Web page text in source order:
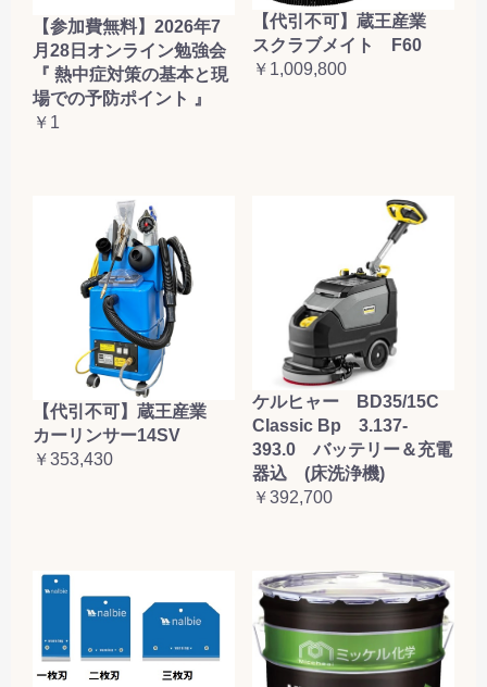
【参加費無料】2026年7
月28日オンライン勉強会
『 熱中症対策の基本と現
場での予防ポイント 』
￥1
【代引不可】蔵王産業
スクラブメイト F60
￥1,009,800
【代引不可】蔵王産業
カーリンサー14SV
￥353,430
ケルヒャー BD35/15C
Classic Bp 3.137-
393.0 バッテリー＆充電
器込 (床洗浄機)
￥392,700